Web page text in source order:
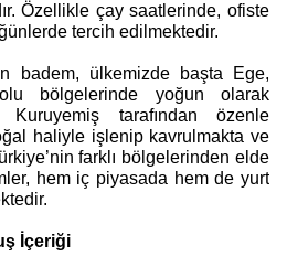
Özellikle çay saatlerinde, ofiste
tercih edilmektedir.
badem, ülkemizde başta Ege,
bölgelerinde yoğun olarak
Kuruyemiş tarafından özenle
haliyle işlenip kavrulmakta ve
farklı bölgelerinden elde
hem iç piyasada hem de yurt
İçeriği